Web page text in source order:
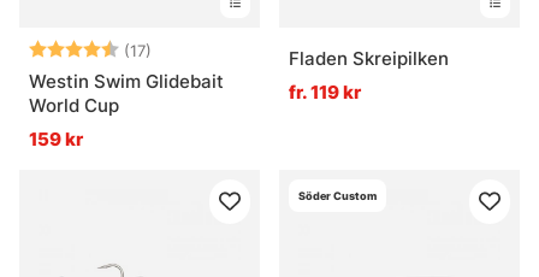
Betyg: (17)
4.8 utav 5 stjärnor
Westin Swim Glidebait
World Cup
159 kr
Fladen Skreipilken
fr. 119 kr
Söder Custom